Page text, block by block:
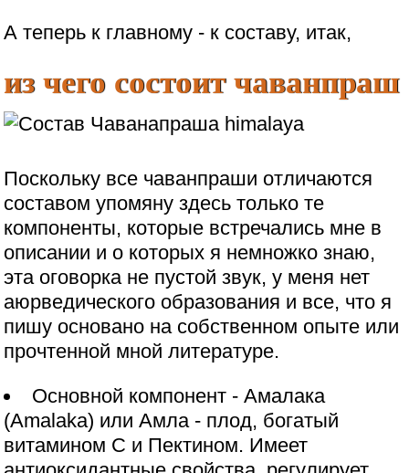
А теперь к главному - к составу, итак,
из чего состоит чаванпраш
Поскольку все чаванпраши отличаются
составом упомяну здесь только те
компоненты, которые встречались мне в
описании и о которых я немножко знаю,
эта оговорка не пустой звук, у меня нет
аюрведического образования и все, что я
пишу основано на собственном опыте или
прочтенной мной литературе.
Основной компонент - Амалака
(Amalaka) или Амла - плод, богатый
витамином C и Пектином. Имеет